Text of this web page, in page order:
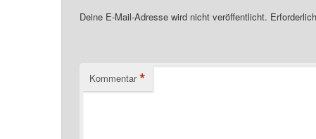
Deine E-Mail-Adresse wird nicht veröffentlicht.
Kommentar *